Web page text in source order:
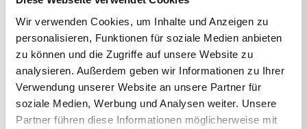
Wir verwenden Cookies, um Inhalte und Anzeigen zu
personalisieren, Funktionen für soziale Medien anbieten
zu können und die Zugriffe auf unsere Website zu
analysieren. Außerdem geben wir Informationen zu Ihrer
Verwendung unserer Website an unsere Partner für
soziale Medien, Werbung und Analysen weiter. Unsere
Partner führen diese Informationen möglicherweise mit
Presenters